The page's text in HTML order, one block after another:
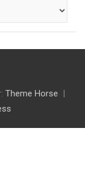
Theme Horse